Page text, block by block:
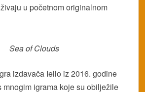
u početnom originalnom
Sea of Clouds
izdavača Iello iz 2016. godine
mnogim igrama koje su obilježile